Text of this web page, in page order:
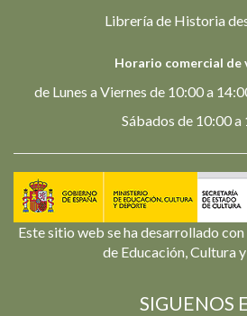
Librería de Historia
Horario comercial de
de Lunes a Viernes de 10:00 a
Sábados de 10:00 a
Este sitio web se ha desarrollado
de Educación, Cultura
SIGUENOS